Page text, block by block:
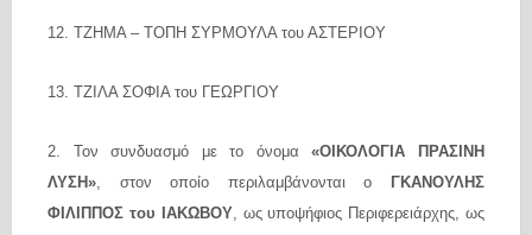
12. ΤΖΗΜΑ – ΤΟΠΗ ΣΥΡΜΟΥΛΑ του ΑΣΤΕΡΙΟΥ
13. ΤΖΙΛΑ ΣΟΦΙΑ του ΓΕΩΡΓΙΟΥ
2. Τον συνδυασμό με το όνομα«ΟΙΚΟΛΟΓΙΑ ΠΡΑΣΙΝΗ
ΛΥΣΗ» , στον οποίο περιλαμβάνονται ο ΓΚΑΝΟΥΛΗΣ
ΦΙΛΙΠΠΟΣ του ΙΑΚΩΒΟΥ, ως υποψήφιος Περιφερειάρχης, ως